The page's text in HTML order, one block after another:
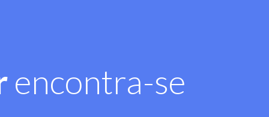
encontra-se